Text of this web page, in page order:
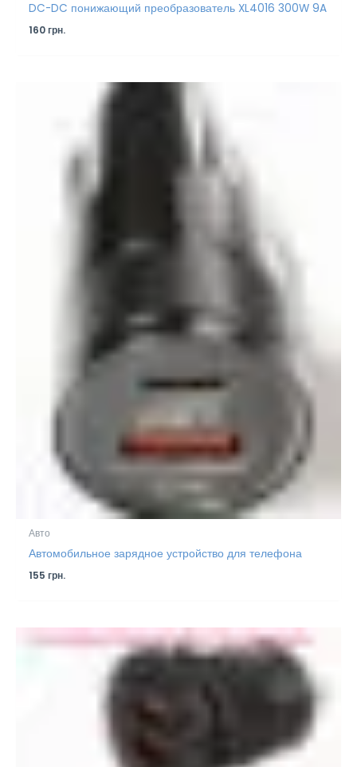
DC-DC понижающий преобразователь XL4016 300W 9A
160грн.
Авто
Автомобильное зарядное устройство для телефона
155грн.